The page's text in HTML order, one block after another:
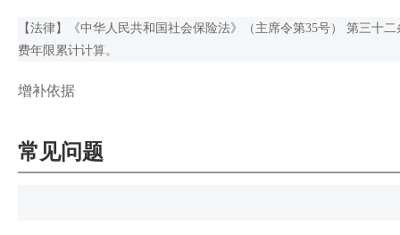
【法律】《中华人民共和国社会保险法》（主席令第35号） 第三十
费年限累计计算。
增补依据
常见问题